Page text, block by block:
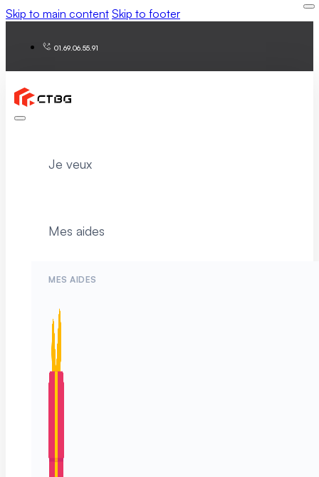
Skip to main content Skip to footer
01.69.06.55.91
Je veux
Mes aides
MES AIDES